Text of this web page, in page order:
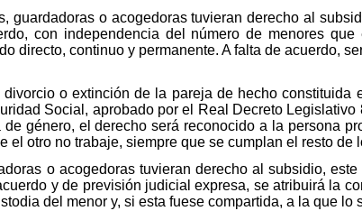
guardadoras o acogedoras tuvieran derecho al
con independencia del número de menores
directo, continuo y permanente. A falta de acuerdo,
o extinción de la pareja de hecho constituida
Social, aprobado por el Real Decreto
género, el derecho será reconocido a la persona
el otro no trabaje, siempre que se cumplan el resto de
o acogedoras tuvieran derecho al subsidio,
y de previsión judicial expresa, se atribuirá la
del menor y, si esta fuese compartida, a la que lo